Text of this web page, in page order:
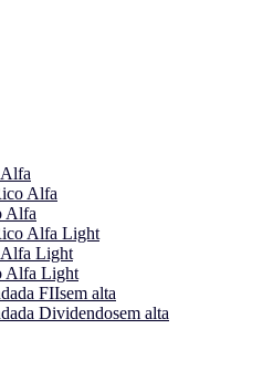
Alfa
Alfa
Alfa Light
Alfa Light
Alfa Light
FIIsem alta
Dividendosem alta